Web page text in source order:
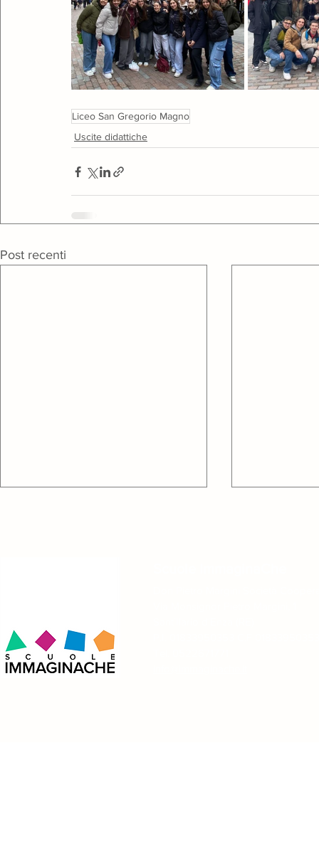
Liceo San Gregorio Magno
Uscite didattiche
Post recenti
Tricolore: una lezione fuori
dall’aula!